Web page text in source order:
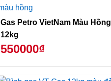
Gas Petro VietNam Màu Hồng
12kg
550000₫